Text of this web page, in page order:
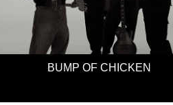
BUMP OF CHICKEN